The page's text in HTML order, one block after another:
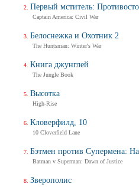
Первый мститель:
Captain America: Civil War
Белоснежка и Охотник 2
The Huntsman: Winter's War
Книга джунглей
The Jungle Book
Высотка
High-Rise
Кловерфилд, 10
10 Cloverfield Lane
Бэтмен против Супермена: На
Batman v Superman: Dawn of Justice
Зверополис